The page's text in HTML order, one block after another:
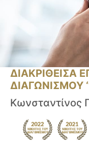
ΔΙΑΚΡΙΘΕΙΣΑ
ΔΙΑΓΩΝΙΣΜΟΥ
Κωνσταντίνος